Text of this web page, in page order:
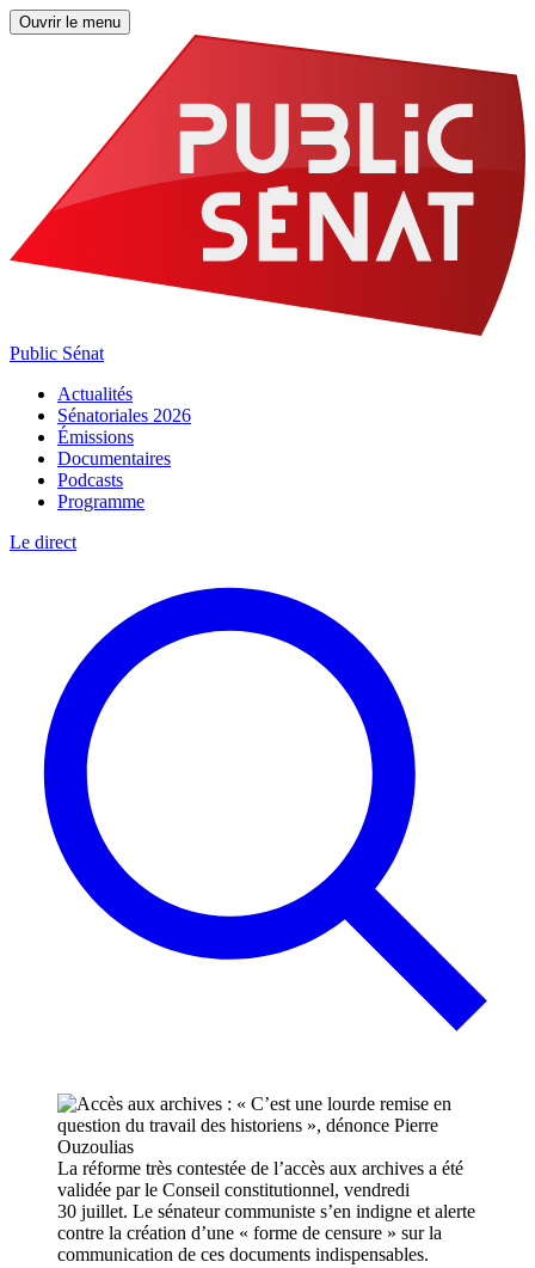
Ouvrir le menu
Public Sénat
Actualités
Sénatoriales 2026
Émissions
Documentaires
Podcasts
Programme
Le direct
La réforme très contestée de l’accès aux archives a été
validée par le Conseil constitutionnel, vendredi
30 juillet. Le sénateur communiste s’en indigne et alerte
contre la création d’une « forme de censure » sur la
communication de ces documents indispensables.